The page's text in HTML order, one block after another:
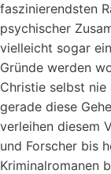
faszinierendsten
psychischer
vielleicht sogar
Gründe werden
Christie selbst
gerade diese
verleihen diesem
und Forscher bis
Kriminalromanen